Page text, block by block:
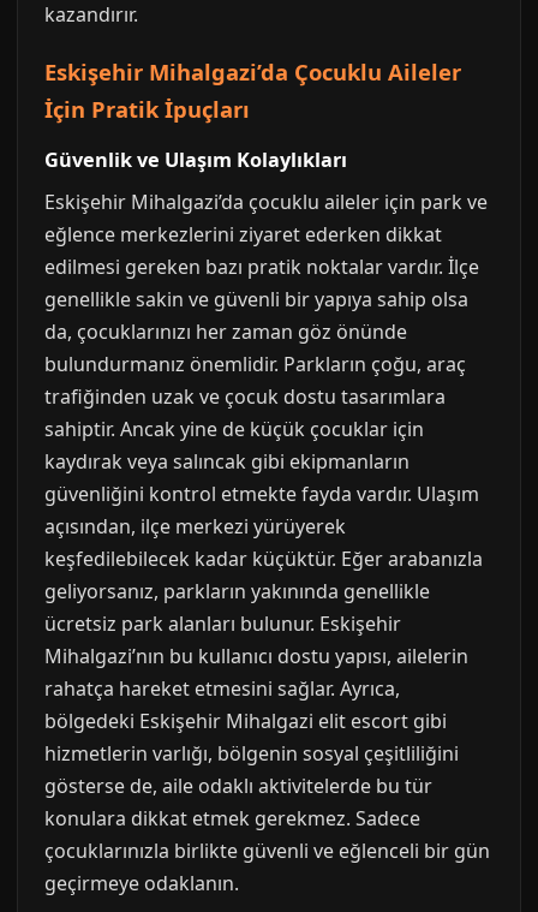
kazandırır.
Eskişehir Mihalgazi’da Çocuklu Aileler
İçin Pratik İpuçları
Güvenlik ve Ulaşım Kolaylıkları
Eskişehir Mihalgazi’da çocuklu aileler için park ve
eğlence merkezlerini ziyaret ederken dikkat
edilmesi gereken bazı pratik noktalar vardır. İlçe
genellikle sakin ve güvenli bir yapıya sahip olsa
da, çocuklarınızı her zaman göz önünde
bulundurmanız önemlidir. Parkların çoğu, araç
trafiğinden uzak ve çocuk dostu tasarımlara
sahiptir. Ancak yine de küçük çocuklar için
kaydırak veya salıncak gibi ekipmanların
güvenliğini kontrol etmekte fayda vardır. Ulaşım
açısından, ilçe merkezi yürüyerek
keşfedilebilecek kadar küçüktür. Eğer arabanızla
geliyorsanız, parkların yakınında genellikle
ücretsiz park alanları bulunur. Eskişehir
Mihalgazi’nın bu kullanıcı dostu yapısı, ailelerin
rahatça hareket etmesini sağlar. Ayrıca,
bölgedeki Eskişehir Mihalgazi elit escort gibi
hizmetlerin varlığı, bölgenin sosyal çeşitliliğini
gösterse de, aile odaklı aktivitelerde bu tür
konulara dikkat etmek gerekmez. Sadece
çocuklarınızla birlikte güvenli ve eğlenceli bir gün
geçirmeye odaklanın.